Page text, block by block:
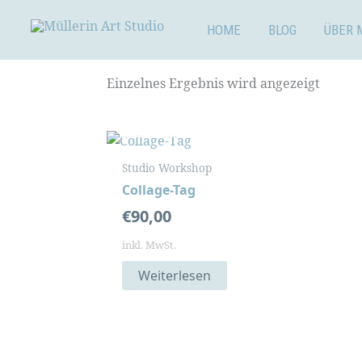
Inhalt
HOME BLOG ÜBER
Einzelnes Ergebnis wird angezeigt
Studio Workshop
Collage-Tag
€90,00
inkl. MwSt.
Weiterlesen